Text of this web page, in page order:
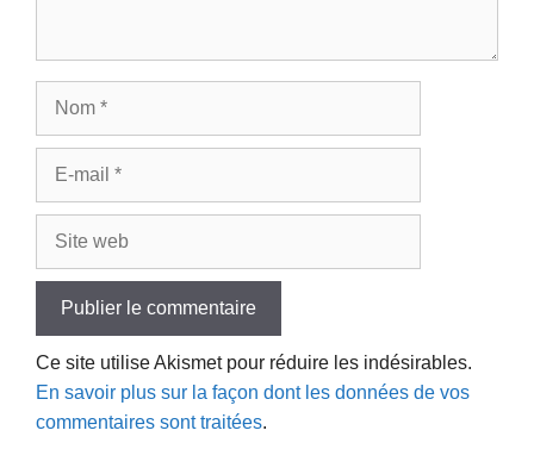
Ce site utilise Akismet pour réduire les indésirables.
En savoir plus sur la façon dont les données de vos
commentaires sont traitées.